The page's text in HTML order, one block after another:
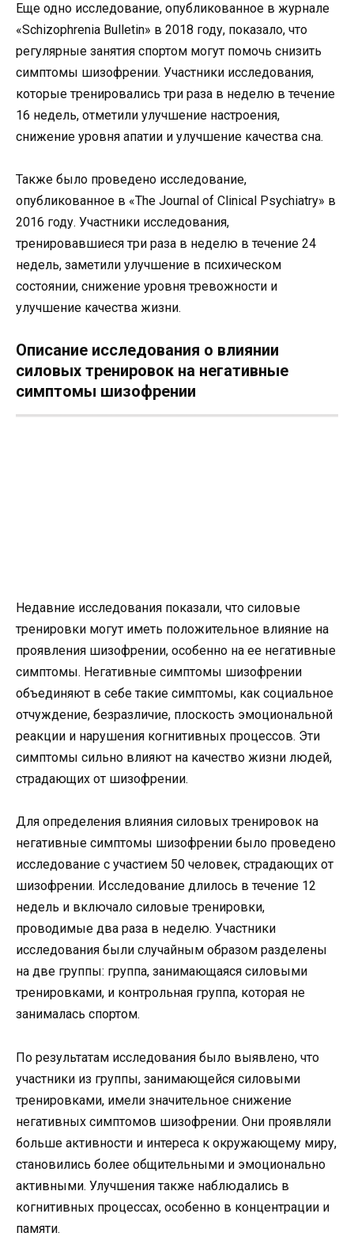
Еще одно исследование, опубликованное в журнале
«Schizophrenia Bulletin» в 2018 году, показало, что
регулярные занятия спортом могут помочь снизить
симптомы шизофрении. Участники исследования,
которые тренировались три раза в неделю в течение
16 недель, отметили улучшение настроения,
снижение уровня апатии и улучшение качества сна.
Также было проведено исследование,
опубликованное в «The Journal of Clinical Psychiatry» в
2016 году. Участники исследования,
тренировавшиеся три раза в неделю в течение 24
недель, заметили улучшение в психическом
состоянии, снижение уровня тревожности и
улучшение качества жизни.
Описание исследования о влиянии
силовых тренировок на негативные
симптомы шизофрении
Недавние исследования показали, что силовые
тренировки могут иметь положительное влияние на
проявления шизофрении, особенно на ее негативные
симптомы. Негативные симптомы шизофрении
объединяют в себе такие симптомы, как социальное
отчуждение, безразличие, плоскость эмоциональной
реакции и нарушения когнитивных процессов. Эти
симптомы сильно влияют на качество жизни людей,
страдающих от шизофрении.
Для определения влияния силовых тренировок на
негативные симптомы шизофрении было проведено
исследование с участием 50 человек, страдающих от
шизофрении. Исследование длилось в течение 12
недель и включало силовые тренировки,
проводимые два раза в неделю. Участники
исследования были случайным образом разделены
на две группы: группа, занимающаяся силовыми
тренировками, и контрольная группа, которая не
занималась спортом.
По результатам исследования было выявлено, что
участники из группы, занимающейся силовыми
тренировками, имели значительное снижение
негативных симптомов шизофрении. Они проявляли
больше активности и интереса к окружающему миру,
становились более общительными и эмоционально
активными. Улучшения также наблюдались в
когнитивных процессах, особенно в концентрации и
памяти.